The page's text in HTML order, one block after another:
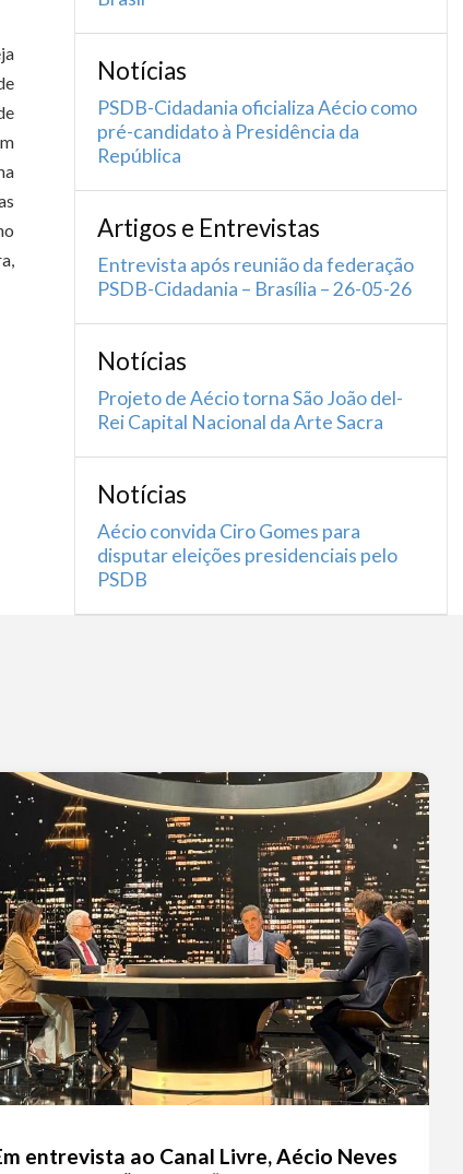
Notícias
PSDB-Cidadania oficializa Aécio como
pré-candidato à Presidência da
República
Artigos e Entrevistas
Entrevista após reunião da federação
PSDB-Cidadania – Brasília – 26-05-26
Notícias
Projeto de Aécio torna São João del-
Rei Capital Nacional da Arte Sacra
Notícias
Aécio convida Ciro Gomes para
disputar eleições presidenciais pelo
PSDB
entrevista ao Canal Livre, Aécio Neves